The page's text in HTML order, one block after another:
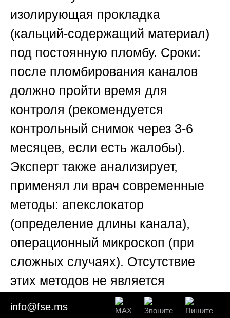
изолирующая прокладка
(кальций-содержащий материал)
под постоянную пломбу. Сроки:
после пломбирования каналов
должно пройти время для
контроля (рекомендуется
контрольный снимок через 3-6
месяцев, если есть жалобы).
Эксперт также анализирует,
применял ли врач современные
методы: апекслокатор
(определение длины канала),
операционный микроскоп (при
сложных случаях). Отсутствие
этих методов не является
дефектом, если они не были
info@fse.ms